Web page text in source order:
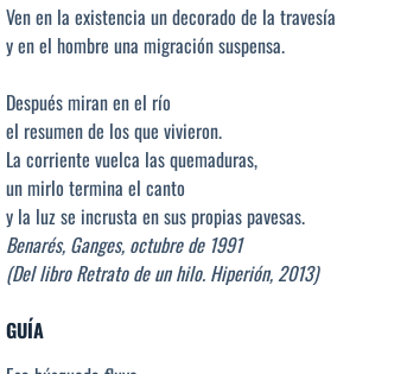
Ven en la existencia un decorado de la travesía
y en el hombre una migración suspensa.
Después miran en el río
el resumen de los que vivieron.
La corriente vuelca las quemaduras,
un mirlo termina el canto
y la luz se incrusta en sus propias pavesas.
Benarés, Ganges, octubre de 1991
(Del libro Retrato de un hilo. Hiperión, 2013)
GUÍA